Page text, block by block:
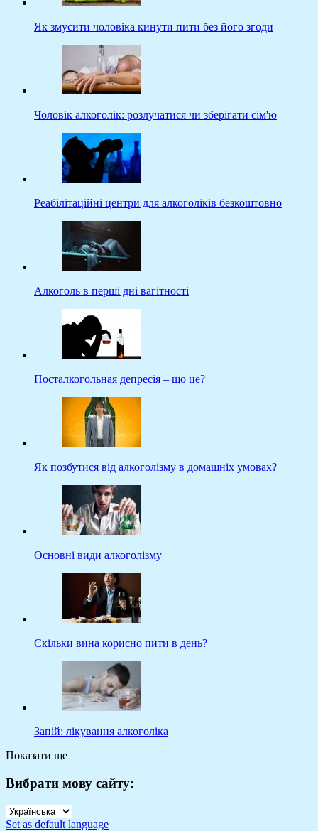
Як змусити чоловіка кинути пити без його згоди
Чоловік алкоголік: розлучатися чи зберігати сім'ю
Реабілітаційні центри для алкоголіків безкоштовно
Алкоголь в перші дні вагітності
Посталкогольная депресія – що це?
Як позбутися від алкоголізму в домашніх умовах?
Основні види алкоголізму
Скільки вина корисно пити в день?
Запій: лікування алкоголіка
Показати ще
Вибрати мову сайту:
Set as default language